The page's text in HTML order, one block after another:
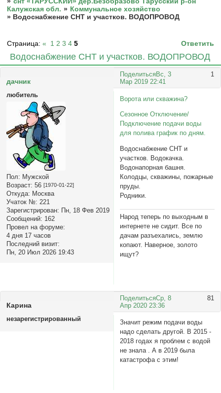
Калужская обл. » Коммунальное хозяйство
» Водоснабжение СНТ и участков. ВОДОПРОВОД
Водоснабжение СНТ и участков. ВОДОПРОВОД
Страница:« 1 2 3 4 5 Ответить
Поделиться 1
Вс, 3
Мар 2019 22:41
дачник
любитель
Пол: Мужской
Возраст: 56 [1970-01-22]
Откуда: Москва
Учаток №: 221
Зарегистрирован: Пн, 18 Фев 2019
Сообщений: 162
Провел на форуме:
4 дня 17 часов
Последний визит:
Пн, 20 Июл 2026 19:43
Ворота или скважина?
Сезонное Отключение/
Подключение подачи воды
для полива график по дням.
Водоснабжение СНТ и
участков. Водокачка.
Водонапорная башня.
Колодцы, скважины, пожарные
пруды.
Родники.
Народ теперь по выходным в
интернете не сидит. Все по
дачам разъехались, землю
копают. Наверное, золото
ищут?
Поделиться 81
Ср, 8
Апр 2020 23:36
Карина
незарегистрированный
Значит режим подачи воды
надо сделать другой. В 2015 -
2018 годах я проблем с водой
не знала . А в 2019 была
катастрофа с этим!